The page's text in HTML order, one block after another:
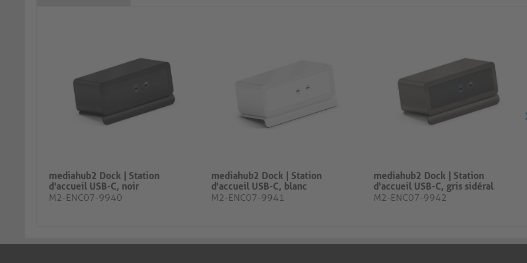
mediahub2 Dock | Station
d'accueil USB-C, noir
M2-ENC07-9940
mediahub2 Dock | Station
d'accueil USB-C, blanc
M2-ENC07-9941
mediahub2 Dock | Station
d'accueil USB-C, gris sidéral
M2-ENC07-9942